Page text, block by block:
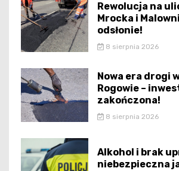
Rewolucja na
Mrocka i
odsłonie!
8 sierpnia 2026
Nowa era drogi
Rogowie –
zakończona!
8 sierpnia 2026
Alkohol i brak
niebezpieczna